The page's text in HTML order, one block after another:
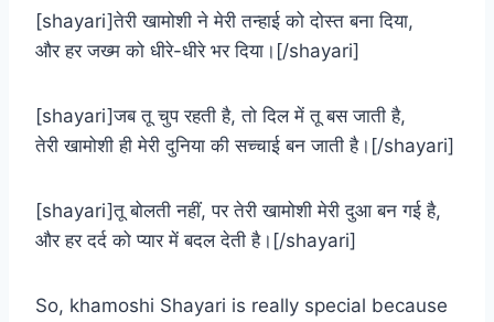
[shayari]तेरी खामोशी ने मेरी तन्हाई को दोस्त बना दिया,
और हर जख्म को धीरे-धीरे भर दिया।[/shayari]
[shayari]जब तू चुप रहती है, तो दिल में तू बस जाती है,
तेरी खामोशी ही मेरी दुनिया की सच्चाई बन जाती है।[/shayari]
[shayari]तू बोलती नहीं, पर तेरी खामोशी मेरी दुआ बन गई है,
और हर दर्द को प्यार में बदल देती है।[/shayari]
So, khamoshi Shayari is really special because